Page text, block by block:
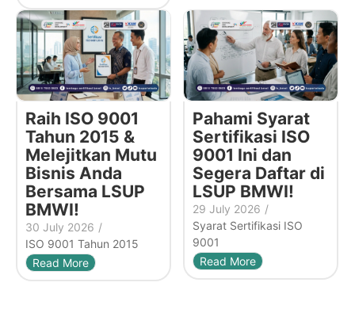
Raih ISO 9001
Tahun 2015 &
Melejitkan Mutu
Bisnis Anda
Bersama LSUP
BMWI!
30 July 2026 /
ISO 9001 Tahun 2015
Read More
Pahami Syarat
Sertifikasi ISO
9001 Ini dan
Segera Daftar di
LSUP BMWI!
29 July 2026 /
Syarat Sertifikasi ISO
9001
Read More